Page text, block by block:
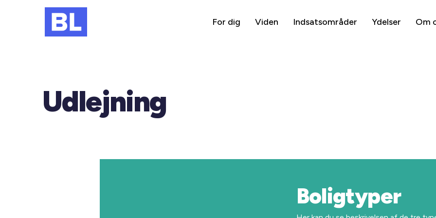
For dig Viden Indsatsområder Ydelser Om
Udlejning
Boligtyper